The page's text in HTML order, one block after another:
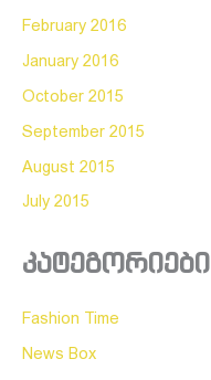
February 2016
January 2016
October 2015
September 2015
August 2015
July 2015
კატეგორიები
Fashion Time
News Box